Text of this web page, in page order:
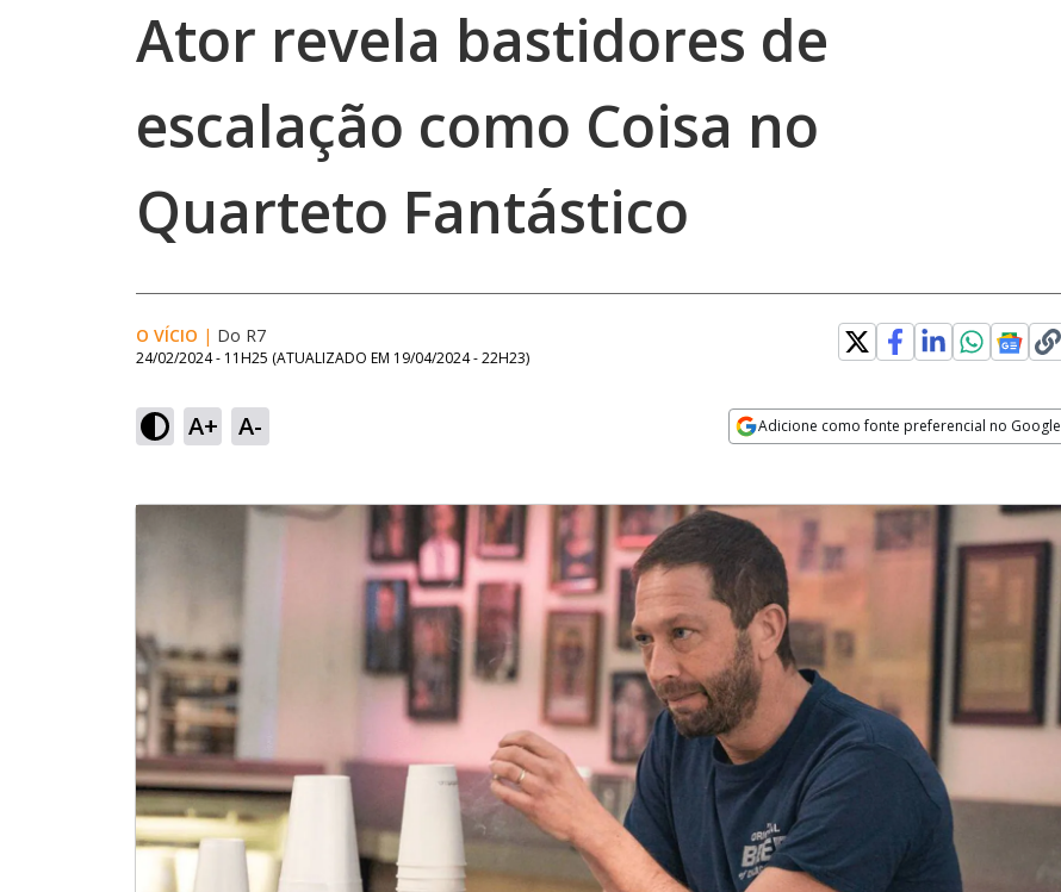
Ator revela bastidores de
escalação como Coisa no
Quarteto Fantástico
O VÍCIO | Do R7
24/02/2024 - 11H25 (ATUALIZADO EM 19/04/2024 - 22H23)
A+ A- Adicione como fonte preferencial no Google